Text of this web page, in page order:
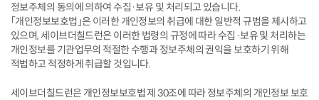
정보주체의 동의에 의하여 수집·보유 및 처리되고 있습니다.
「개인정보보호법」은 이러한 개인정보의 취급에 대한 일반적 규범을 제시하고
있으며, 세이브더칠드런은 이러한 법령의 규정에 따라 수집·보유 및 처리하는
개인정보를 기관업무의 적절한 수행과 정보주체의 권익을 보호하기 위해
적법하고 적정하게 취급할 것입니다.
세이브더칠드런은 개인정보보호법 제 30조에 따라 정보주체의 개인정보 보호